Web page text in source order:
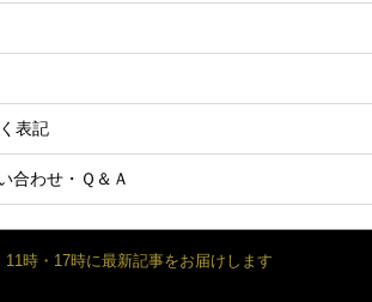
表記
合わせ・Ｑ＆Ａ
11時・17時に最新記事をお届けします